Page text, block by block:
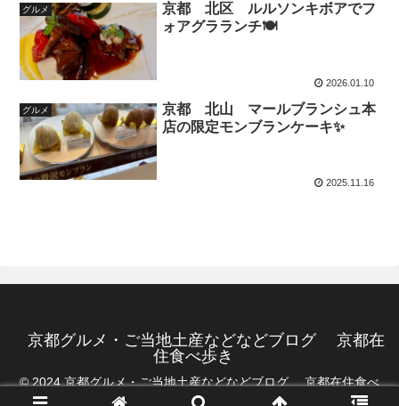
グルメ
京都 北区 ルルソンキボアでフ
ォアグラランチ🍽️
2026.01.10
グルメ
京都 北山 マールブランシュ本
店の限定モンブランケーキ✨
2025.11.16
京都グルメ・ご当地土産などなどブログ 京都在
住食べ歩き
© 2024 京都グルメ・ご当地土産などなどブログ 京都在住食べ